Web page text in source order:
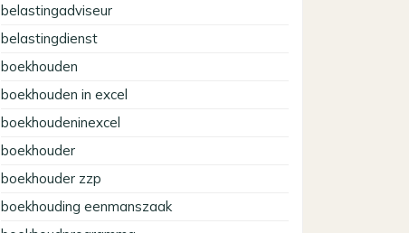
belastingadviseur
belastingdienst
boekhouden
boekhouden in excel
boekhoudeninexcel
boekhouder
boekhouder zzp
boekhouding eenmanszaak